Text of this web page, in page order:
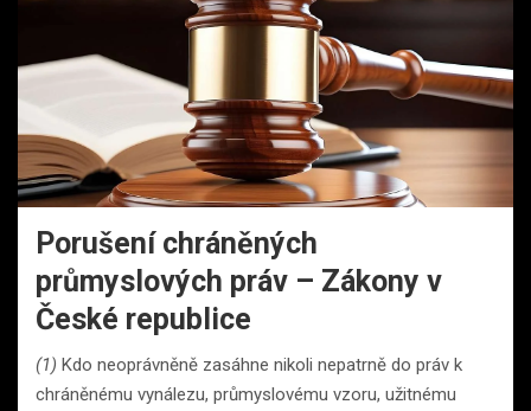
Porušení chráněných
průmyslových práv – Zákony v
České republice
(1) Kdo neoprávněně zasáhne nikoli nepatrně do práv k
chráněnému vynálezu, průmyslovému vzoru, užitnému